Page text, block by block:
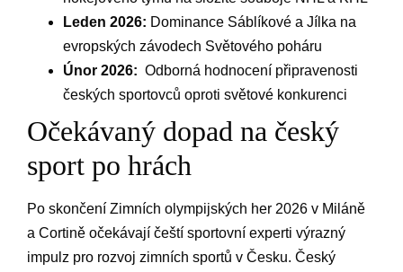
Leden ‌2026: ⁤Dominance Sáblíkové a Jílka na
evropských závodech​ Světového poháru
Únor⁤ 2026: ‌ Odborná hodnocení připravenosti​
českých‌ sportovců oproti světové konkurenci
Očekávaný dopad na český
sport po ⁤hrách
Po skončení Zimních olympijských her 2026 v Miláně
a Cortině očekávají​ čeští sportovní⁢ experti ​výrazný​
impulz pro ⁣rozvoj zimních sportů v Česku.⁣ Český